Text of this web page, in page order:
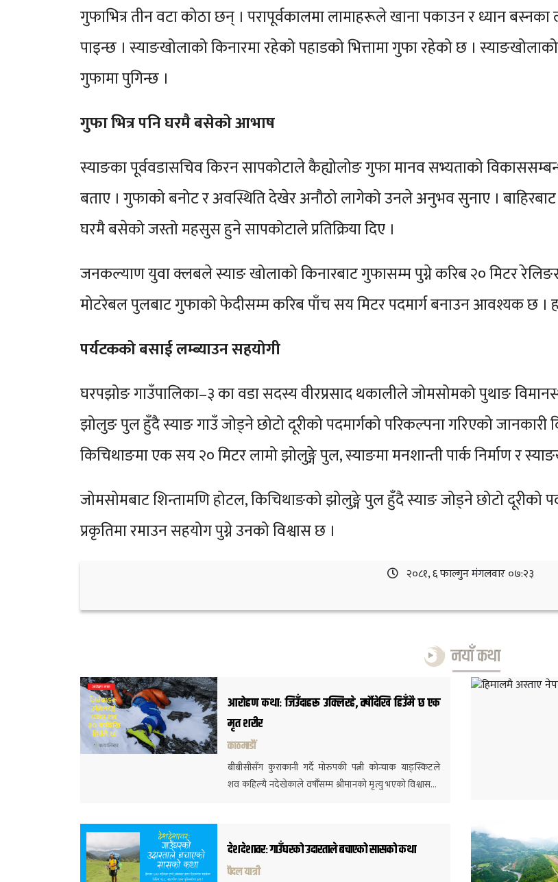
गुफाभित्र तीन वटा कोठा छन् । परापूर्वकालमा लामाहरूले खाना पकाउन र ध्यान
पाइन्छ । स्याङखोलाको किनारमा रहेको पहाडको भित्तामा गुफा रहेको छ ।
गुफामा पुगिन्छ ।
गुफा भित्र पनि घरमै बसेको आभाष
स्याङका पूर्ववडासचिव किरन सापकोटाले कैह्योलोङ गुफा मानव सभ्यताको
बताए । गुफाको बनोट र अवस्थिति देखेर अनौठो लागेको उनले अनुभव सुनाए । बाहिरबाट
घरमै बसेको जस्तो महसुस हुने सापकोटाले प्रतिक्रिया दिए ।
जनकल्याण युवा क्लबले स्याङ खोलाको किनारबाट गुफासम्म पुग्ने करिब २० मिटर
मोटरेबल पुलबाट गुफाको फेदीसम्म करिब पाँच सय मिटर पदमार्ग बनाउन आवश्यक छ ।
पर्यटकको बसाई लम्ब्याउन सहयोगी
घरपझोङ गाउँपालिका–३ का वडा सदस्य वीरप्रसाद थकालीले जोमसोमको पुथाङ
झोलुङ पुल हुँदै स्याङ गाउँ जोड्ने छोटो दूरीको पदमार्गको परिकल्पना गरिएको
किचिथाङमा एक सय २० मिटर लामो झोलुङ्गे पुल, स्याङमा मनशान्ती पार्क निर्माण र
जोमसोमबाट शिन्तामणि होटल, किचिथाङको झोलुङ्गे पुल हुँदै स्याङ जोड्ने छोटो दूरीको
प्रकृतिमा रमाउन सहयोग पुग्ने उनको विश्वास छ ।
२०८१, ६ फाल्गुन मंगलवार ०७:२३
नयाँ कथा
आरोहण कथाः जिउँदाहरू उक्लिरहे, वर्षौदेखि हिउँमै छ एक
मृत शरीर
काठमाडौं
बीबीसीसँग कुराकानी गर्दै मोरुपकी पत्नी कोन्चाक याङ्स्किटले
शव कहिल्यै नदेखेकाले वर्षौँसम्म श्रीमानको मृत्यु भएको विश्वास…
देशदेशावरः गाउँघरको उदारताले बचाएको सासको कथा
पैदल यात्री